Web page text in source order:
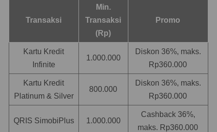
Transaksi
Min.
Transaksi
(Rp)
Promo
Kartu Kredit
Infinite
1.000.000
Diskon 36%, maks.
Rp360.000
Kartu Kredit
Platinum & Silver
800.000
Diskon 36%, maks.
Rp360.000
QRIS SimobiPlus 1.000.000
Cashback 36%,
maks. Rp360.000